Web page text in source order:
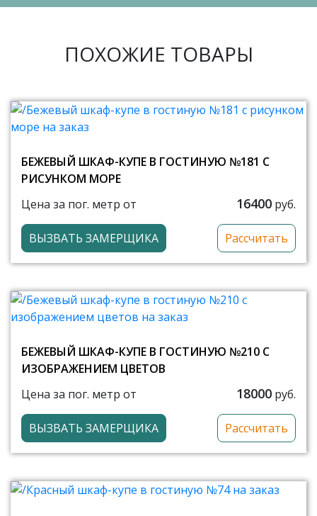
ПОХОЖИЕ ТОВАРЫ
БЕЖЕВЫЙ ШКАФ-КУПЕ В ГОСТИНУЮ №181 С
РИСУНКОМ МОРЕ
Цена за пог. метр от
16400 руб.
ВЫЗВАТЬ ЗАМЕРЩИКА Рассчитать
БЕЖЕВЫЙ ШКАФ-КУПЕ В ГОСТИНУЮ №210 С
ИЗОБРАЖЕНИЕМ ЦВЕТОВ
Цена за пог. метр от
18000 руб.
ВЫЗВАТЬ ЗАМЕРЩИКА Рассчитать